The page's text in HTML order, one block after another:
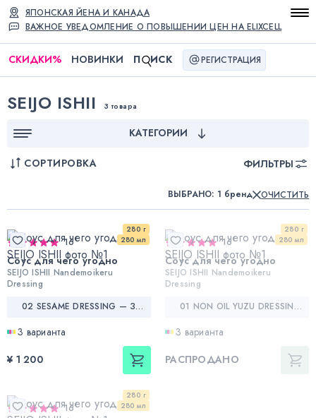
ВАЖНОЕ УВЕДОМЛЕНИЕ О ПОВЫШЕНИИ ЦЕН НА ELIXCELL
ЯПОНСКАЯ ЙЕНА И КАНАДА
СКИДКИ% НОВИНКИ П ИСК РЕГИСТРАЦИЯ
SEIJO ISHII 3 товара
КАТЕГОРИИ
СОРТИРОВКА ФИЛЬТРЫ
ВЫБРАНО: 1 бренд ОЧИСТИТЬ
280 г
280 мл
16
Соус для чего угодно
SEIJO ISHII Nandemoikeru
Dressing
02 SESAME DRESSING — ЗАПРАВКА ДЛЯ ЧЕГО УГОДНО, КУНЖУТНАЯ
3 варианта
¥ 1 200
280 г
280 мл
16
Соус для чего угодно
SEIJO ISHII Nandemoikeru
Dressing
01 NON OIL YUZU DRESSING — ЗАПРАВКА ДЛЯ ЧЕГО УГОДНО, С ЮДЗУ
3 варианта
РАСПРОДАНО
280 г
280 мл
16